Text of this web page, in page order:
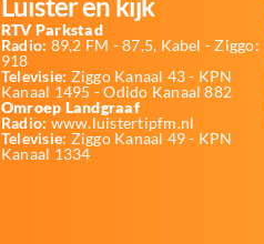
RTV Parkstad
Radio: 89,2 FM - 87,5, Kabel - Ziggo:
918
Televisie: Ziggo Kanaal 43 - KPN
Kanaal 1495 - Odido Kanaal 882
Omroep Landgraaf
Radio: www.luistertipfm.nl
Televisie: Ziggo Kanaal 49 - KPN
Kanaal 1334